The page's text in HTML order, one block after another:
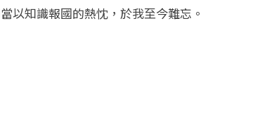
以知識報國的熱忱，於我至今難忘。